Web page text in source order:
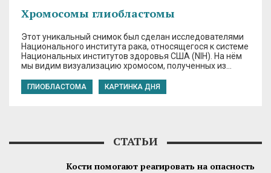
Хромосомы глиобластомы
Этот уникальный снимок был сделан исследователями
Национального института рака, относящегося к системе
Национальных институтов здоровья США (NIH). На нём
мы видим визуализацию хромосом, полученных из…
ГЛИОБЛАСТОМА КАРТИНКА ДНЯ
СТАТЬИ
Кости помогают реагировать на опасность